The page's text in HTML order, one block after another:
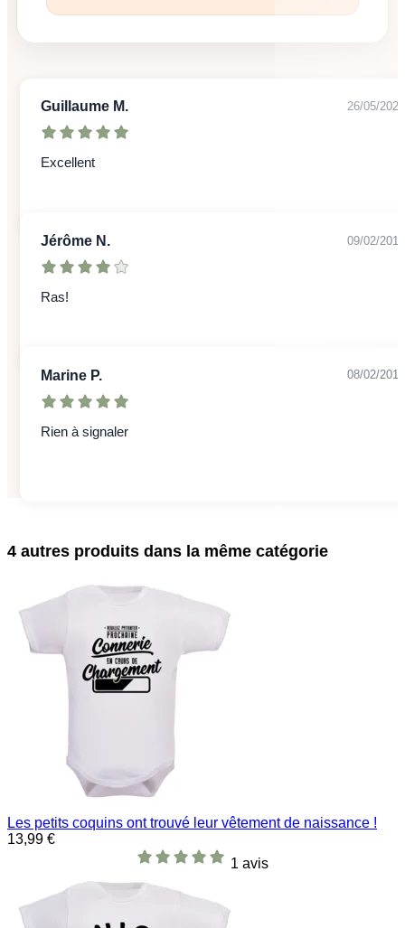
Guillaume M. 26/05/2023
Excellent
Jérôme N. 09/02/2018
Ras!
Marine P. 08/02/2018
Rien à signaler
4 autres produits dans la même catégorie
Les petits coquins ont trouvé leur vêtement de naissance !
13,99 €
1 avis